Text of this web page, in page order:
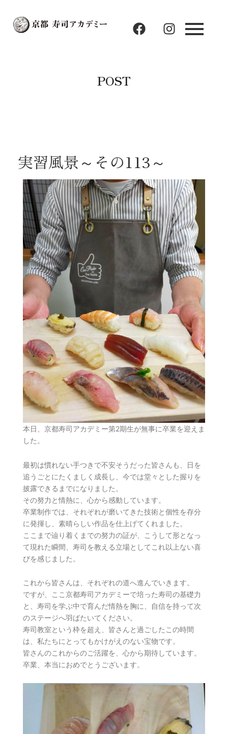
F
a
I
n
POST
実習風景～その113～
本日、京都寿司アカデミー第2期生が無事に卒業を迎えま
した。
最初は慣れない手つきで不安そうだった皆さんも、日を
追うごとにたくましく成長し、今では堂々とした握りを
披露できるまでになりました。
その努力と情熱に、心から感動しています。
卒業制作では、それぞれが磨いてきた技術と個性を存分
に発揮し、素晴らしい作品を仕上げてくれました。
ここまで辿り着くまでの努力の証が、こうして形となっ
て現れた瞬間、寿司を教える立場としてこれ以上ない喜
びを感じました。
これから皆さんは、それぞれの道へ進んでいきます。
ですが、ここ京都寿司アカデミーで培った寿司の基礎力
と、寿司を学ぶ中で育んだ情熱を胸に、自信を持って次
のステージへ羽ばたいてください。
寿司教室という枠を超え、皆さんと過ごしたこの時間
は、私たちにとってもかけがえのない宝物です。
皆さんのこれからのご活躍を、心から期待しています。
卒業、本当におめでとうございます。